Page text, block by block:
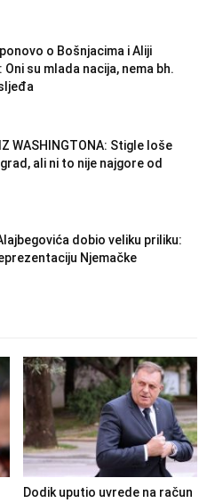
o Bošnjacima i Aliji
Oni su mlada nacija, nema bh.
WASHINGTONA: Stigle loše
ali ni to nije najgore od
dobio veliku priliku:
Njemačke
Dodik uputio uvrede na račun